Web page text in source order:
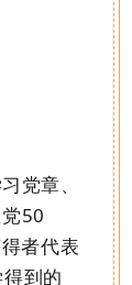
党章、
50
者代表
到的